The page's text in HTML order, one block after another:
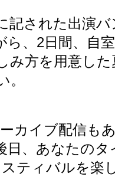
された出演バ
、 2日間、自
み方を用意し
。
カイブ配信も
日、あなたの
ティバルを楽